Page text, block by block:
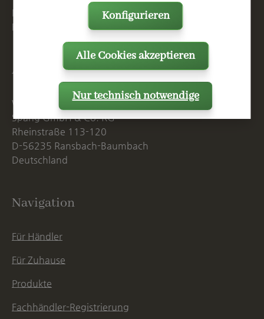
Mo. - Do. 07:15 - 16:00 Uhr
Fr. bis 14:00 Uhr
Anschrift
Westerwälder Blumentopf-Fabrik
Spang GmbH & Co. KG
Rheinstraße 113-120
D-56235 Ransbach-Baumbach
Deutschland
Navigation
Für Händler
Für Zuhause
Produkte
Fachhändler-Registrierung
Nur technisch notwendige
Konfigurieren
Alle Cookies akzeptieren